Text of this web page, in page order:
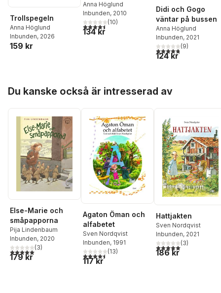
Trollspegeln
Anna Höglund
Inbunden, 2026
159 kr
Anna Höglund
Inbunden, 2010
4,5utav 5 stjärnor. Totalt antal röster:
(10)
134 kr
Didi och Gogo
väntar på bussen
Anna Höglund
Inbunden, 2021
4,8utav 5 stjärnor.
(9)
124 kr
Du kanske också är intresserad av
Else-Marie och
småpapporna
Pija Lindenbaum
Inbunden, 2020
5,0utav 5 stjärnor. Totalt antal röster:
(3)
179 kr
Agaton Öman och
alfabetet
Sven Nordqvist
Inbunden, 1991
4,5utav 5 stjärnor. Totalt antal röster:
(13)
117 kr
Hattjakten
Sven Nordqvist
Inbunden, 2021
5,0utav 5 stjärnor.
(3)
186 kr